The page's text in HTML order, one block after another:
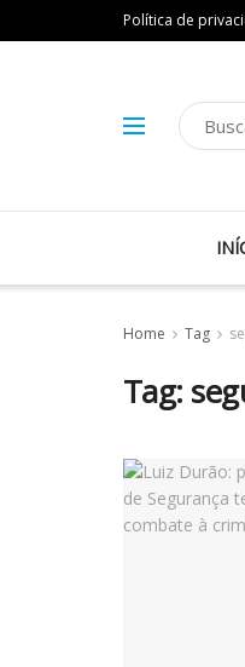
Política de
Home Tag
Tag: